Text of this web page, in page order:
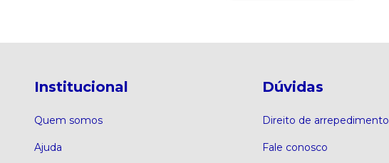
Institucional
Quem somos
Ajuda
Dúvidas
Direito de arrepedimento
Fale conosco